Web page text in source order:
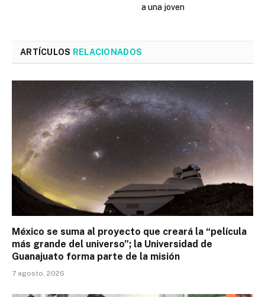
a una joven
ARTÍCULOS RELACIONADOS
México se suma al proyecto que creará la “película
más grande del universo”; la Universidad de
Guanajuato forma parte de la misión
7 agosto, 2026